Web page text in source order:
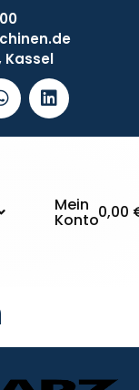
Kassel
Mein
Konto0,00